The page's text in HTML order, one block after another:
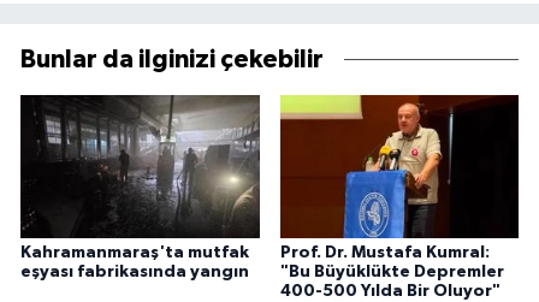
Bunlar da ilginizi çekebilir
Kahramanmaraş'ta mutfak
eşyası fabrikasında yangın
Prof. Dr. Mustafa Kumral:
"Bu Büyüklükte Depremler
400-500 Yılda Bir Oluyor"